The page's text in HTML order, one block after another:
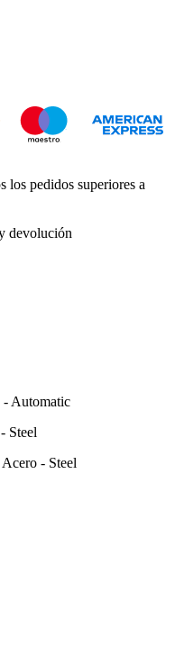
los pedidos superiores a
devolución
- Automatic
Steel
Acero - Steel